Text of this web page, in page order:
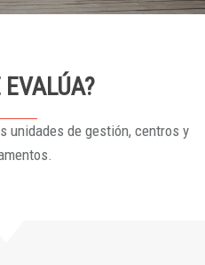
EVALÚA?
unidades de gestión, centros y